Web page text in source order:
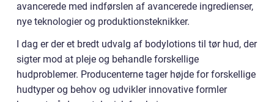
avancerede med indførslen af avancerede ingredienser,
nye teknologier og produktionsteknikker.
I dag er der et bredt udvalg af bodylotions til tør hud, der
sigter mod at pleje og behandle forskellige
hudproblemer. Producenterne tager højde for forskellige
hudtyper og behov og udvikler innovative formler